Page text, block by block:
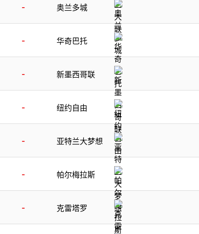
- 奥兰多城
- 华奇巴托
- 新墨西哥联
- 纽约自由
- 亚特兰大梦想
- 帕尔梅拉斯
- 克雷塔罗